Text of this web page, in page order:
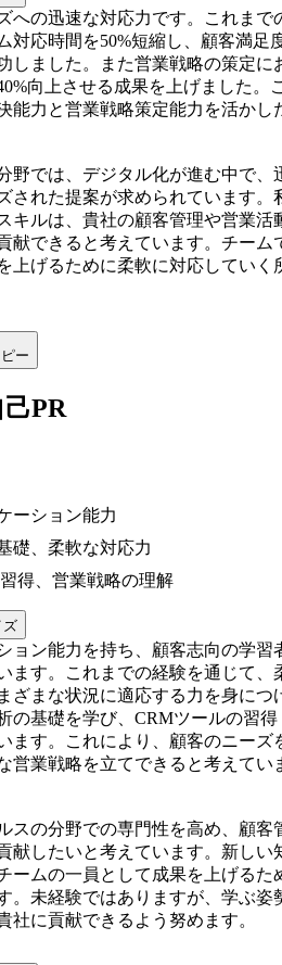
への迅速な対応力です。これまで
対応時間を50%短縮し、顧客満足
しました。また営業戦略の策定に
向上させる成果を上げました。
能力と営業戦略策定能力を活かし
野では、デジタル化が進む中で、
された提案が求められています。
キルは、貴社の顧客管理や営業活
献できると考えています。チーム
上げるために柔軟に対応していく
ー
己PR
ーション能力
礎、柔軟な対応力
得、営業戦略の理解
ズ
ョン能力を持ち、顧客志向の学習
ます。これまでの経験を通じて、
ざまな状況に適応する力を身につ
の基礎を学び、CRMツールの習得
ます。これにより、顧客のニーズ
営業戦略を立てできると考えてい
スの分野での専門性を高め、顧客
献したいと考えています。新しい
ームの一員として成果を上げるた
。未経験ではありますが、学ぶ姿
社に貢献できるよう努めます。